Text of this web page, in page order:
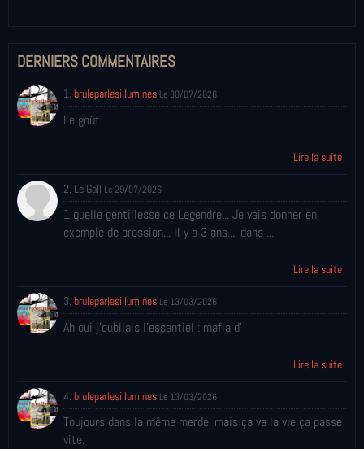
DERNIERS COMMENTAIRES
1. bruleparlesillumines Le 30/07/2026
Le goût
Lire la suite
2. Le Gall Le 29/07/2026
1 quelle gentillesse ce Legendre... Je vais donner en
exemple de pression... il y a 3 ans.... dans ...
Lire la suite
3. bruleparlesillumines Le 13/03/2026
Ah oui j'oubliais l'essentiel : mafia d'
Lire la suite
4. bruleparlesillumines Le 13/03/2026
Toujours dans la même merde, mais ça va la vie ça passe
vite.